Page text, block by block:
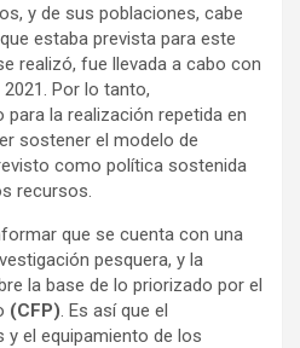
y de sus poblaciones, cabe
estaba prevista para este
realizó, fue llevada a cabo con
Por lo tanto,
la realización repetida en
sostener el modelo de
como política sostenida
recursos.
que se cuenta con una
pesquera, y la
la base de lo priorizado por el
(CFP). Es así que el
y el equipamiento de los